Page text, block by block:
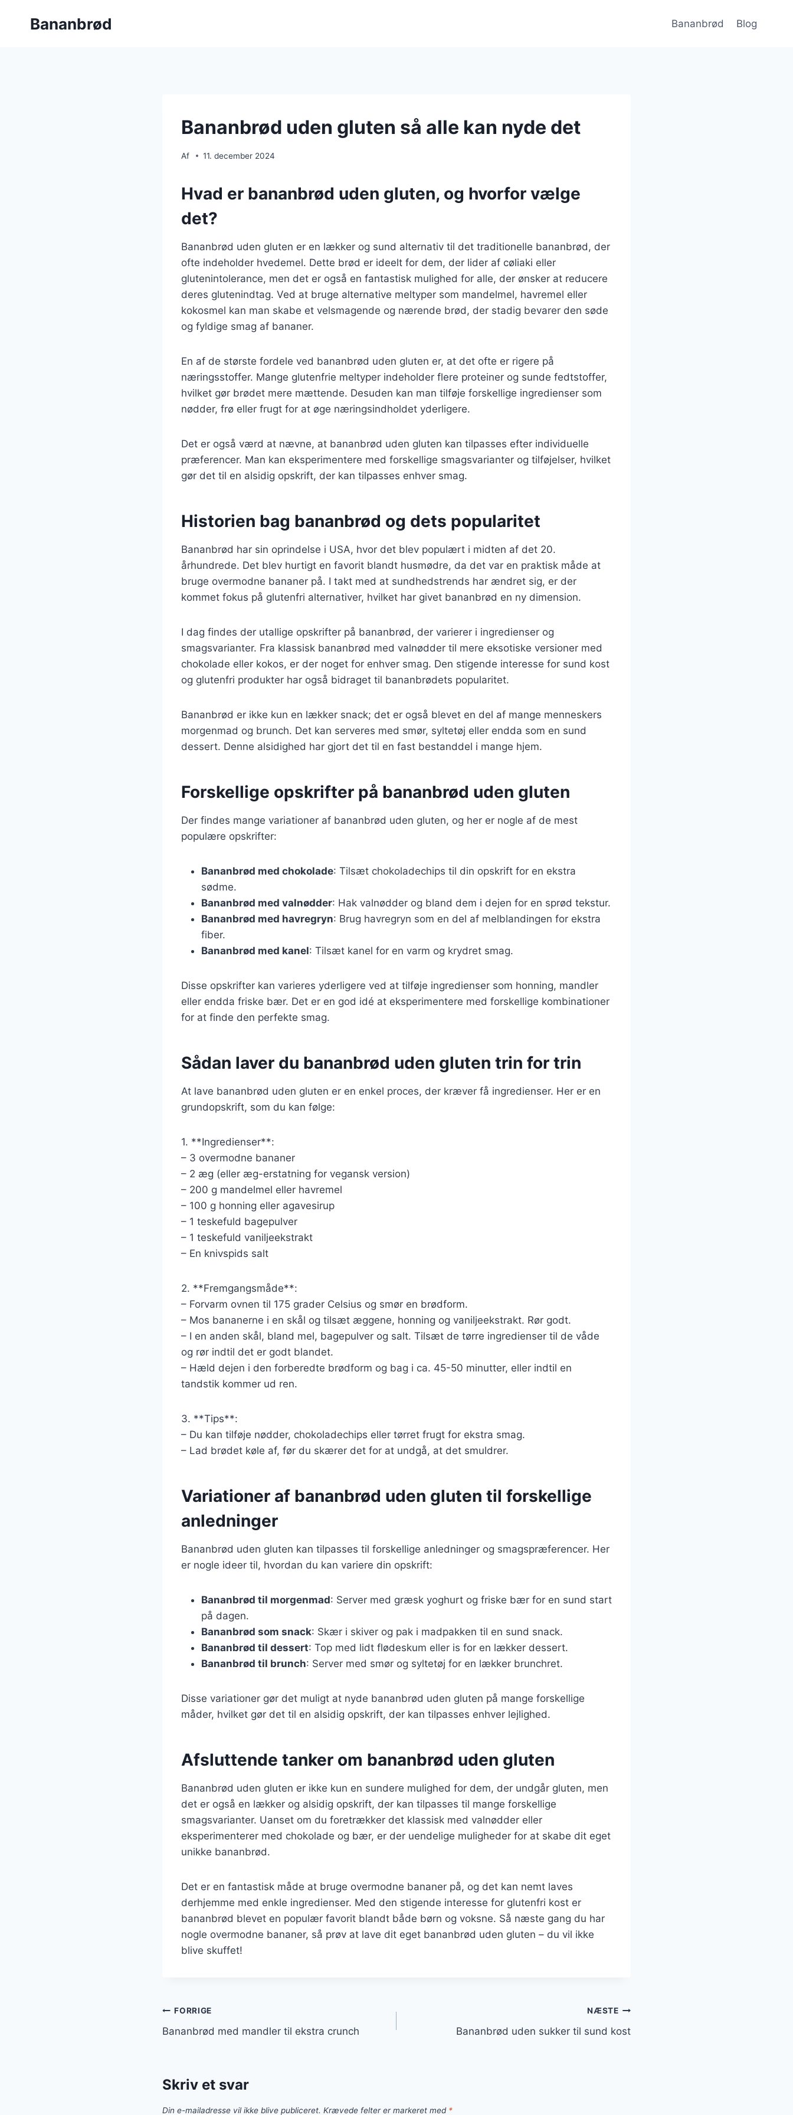
Bananbrød Bananbrød Blog
Bananbrød uden gluten så alle kan nyde det
Af 11. december 2024
Hvad er bananbrød uden gluten, og hvorfor vælge
det?
Bananbrød uden gluten er en lækker og sund alternativ til det traditionelle bananbrød, der
ofte indeholder hvedemel. Dette brød er ideelt for dem, der lider af cøliaki eller
glutenintolerance, men det er også en fantastisk mulighed for alle, der ønsker at reducere
deres glutenindtag. Ved at bruge alternative meltyper som mandelmel, havremel eller
kokosmel kan man skabe et velsmagende og nærende brød, der stadig bevarer den søde
og fyldige smag af bananer.
En af de største fordele ved bananbrød uden gluten er, at det ofte er rigere på
næringsstoffer. Mange glutenfrie meltyper indeholder flere proteiner og sunde fedtstoffer,
hvilket gør brødet mere mættende. Desuden kan man tilføje forskellige ingredienser som
nødder, frø eller frugt for at øge næringsindholdet yderligere.
Det er også værd at nævne, at bananbrød uden gluten kan tilpasses efter individuelle
præferencer. Man kan eksperimentere med forskellige smagsvarianter og tilføjelser, hvilket
gør det til en alsidig opskrift, der kan tilpasses enhver smag.
Historien bag bananbrød og dets popularitet
Bananbrød har sin oprindelse i USA, hvor det blev populært i midten af det 20.
århundrede. Det blev hurtigt en favorit blandt husmødre, da det var en praktisk måde at
bruge overmodne bananer på. I takt med at sundhedstrends har ændret sig, er der
kommet fokus på glutenfri alternativer, hvilket har givet bananbrød en ny dimension.
I dag findes der utallige opskrifter på bananbrød, der varierer i ingredienser og
smagsvarianter. Fra klassisk bananbrød med valnødder til mere eksotiske versioner med
chokolade eller kokos, er der noget for enhver smag. Den stigende interesse for sund kost
og glutenfri produkter har også bidraget til bananbrødets popularitet.
Bananbrød er ikke kun en lækker snack; det er også blevet en del af mange menneskers
morgenmad og brunch. Det kan serveres med smør, syltetøj eller endda som en sund
dessert. Denne alsidighed har gjort det til en fast bestanddel i mange hjem.
Forskellige opskrifter på bananbrød uden gluten
Der findes mange variationer af bananbrød uden gluten, og her er nogle af de mest
populære opskrifter:
Bananbrød med chokolade: Tilsæt chokoladechips til din opskrift for en ekstra
sødme.
Bananbrød med valnødder: Hak valnødder og bland dem i dejen for en sprød tekstur.
Bananbrød med havregryn: Brug havregryn som en del af melblandingen for ekstra
fiber.
Bananbrød med kanel: Tilsæt kanel for en varm og krydret smag.
Disse opskrifter kan varieres yderligere ved at tilføje ingredienser som honning, mandler
eller endda friske bær. Det er en god idé at eksperimentere med forskellige kombinationer
for at finde den perfekte smag.
Sådan laver du bananbrød uden gluten trin for trin
At lave bananbrød uden gluten er en enkel proces, der kræver få ingredienser. Her er en
grundopskrift, som du kan følge:
1. **Ingredienser**:
– 3 overmodne bananer
– 2 æg (eller æg-erstatning for vegansk version)
– 200 g mandelmel eller havremel
– 100 g honning eller agavesirup
– 1 teskefuld bagepulver
– 1 teskefuld vaniljeekstrakt
– En knivspids salt
2. **Fremgangsmåde**:
– Forvarm ovnen til 175 grader Celsius og smør en brødform.
– Mos bananerne i en skål og tilsæt æggene, honning og vaniljeekstrakt. Rør godt.
– I en anden skål, bland mel, bagepulver og salt. Tilsæt de tørre ingredienser til de våde
og rør indtil det er godt blandet.
– Hæld dejen i den forberedte brødform og bag i ca. 45-50 minutter, eller indtil en
tandstik kommer ud ren.
3. **Tips**:
– Du kan tilføje nødder, chokoladechips eller tørret frugt for ekstra smag.
– Lad brødet køle af, før du skærer det for at undgå, at det smuldrer.
Variationer af bananbrød uden gluten til forskellige
anledninger
Bananbrød uden gluten kan tilpasses til forskellige anledninger og smagspræferencer. Her
er nogle ideer til, hvordan du kan variere din opskrift:
Bananbrød til morgenmad: Server med græsk yoghurt og friske bær for en sund start
på dagen.
Bananbrød som snack: Skær i skiver og pak i madpakken til en sund snack.
Bananbrød til dessert: Top med lidt flødeskum eller is for en lækker dessert.
Bananbrød til brunch: Server med smør og syltetøj for en lækker brunchret.
Disse variationer gør det muligt at nyde bananbrød uden gluten på mange forskellige
måder, hvilket gør det til en alsidig opskrift, der kan tilpasses enhver lejlighed.
Afsluttende tanker om bananbrød uden gluten
Bananbrød uden gluten er ikke kun en sundere mulighed for dem, der undgår gluten, men
det er også en lækker og alsidig opskrift, der kan tilpasses til mange forskellige
smagsvarianter. Uanset om du foretrækker det klassisk med valnødder eller
eksperimenterer med chokolade og bær, er der uendelige muligheder for at skabe dit eget
unikke bananbrød.
Det er en fantastisk måde at bruge overmodne bananer på, og det kan nemt laves
derhjemme med enkle ingredienser. Med den stigende interesse for glutenfri kost er
bananbrød blevet en populær favorit blandt både børn og voksne. Så næste gang du har
nogle overmodne bananer, så prøv at lave dit eget bananbrød uden gluten – du vil ikke
blive skuffet!
Indlægsnavigation
FORRIGE
Bananbrød med mandler til ekstra crunch
NÆSTE
Bananbrød uden sukker til sund kost
Skriv et svar
Din e-mailadresse vil ikke blive publiceret. Krævede felter er markeret med *